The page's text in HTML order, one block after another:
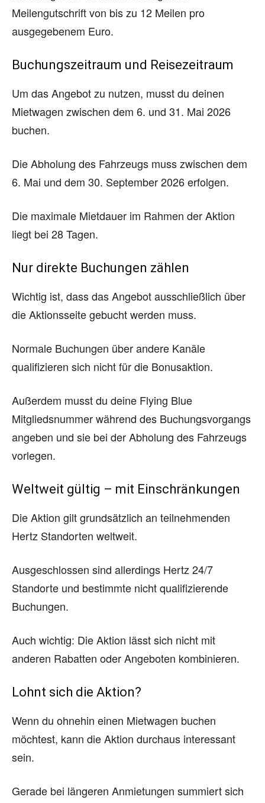
Meilengutschrift von bis zu 12 Meilen pro
ausgegebenem Euro.
Buchungszeitraum und Reisezeitraum
Um das Angebot zu nutzen, musst du deinen
Mietwagen zwischen dem 6. und 31. Mai 2026
buchen.
Die Abholung des Fahrzeugs muss zwischen dem
6. Mai und dem 30. September 2026 erfolgen.
Die maximale Mietdauer im Rahmen der Aktion
liegt bei 28 Tagen.
Nur direkte Buchungen zählen
Wichtig ist, dass das Angebot ausschließlich über
die Aktionsseite gebucht werden muss.
Normale Buchungen über andere Kanäle
qualifizieren sich nicht für die Bonusaktion.
Außerdem musst du deine Flying Blue
Mitgliedsnummer während des Buchungsvorgangs
angeben und sie bei der Abholung des Fahrzeugs
vorlegen.
Weltweit gültig – mit Einschränkungen
Die Aktion gilt grundsätzlich an teilnehmenden
Hertz Standorten weltweit.
Ausgeschlossen sind allerdings Hertz 24/7
Standorte und bestimmte nicht qualifizierende
Buchungen.
Auch wichtig: Die Aktion lässt sich nicht mit
anderen Rabatten oder Angeboten kombinieren.
Lohnt sich die Aktion?
Wenn du ohnehin einen Mietwagen buchen
möchtest, kann die Aktion durchaus interessant
sein.
Gerade bei längeren Anmietungen summiert sich